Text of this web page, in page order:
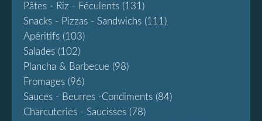
Pâtes - Riz - Féculents (131)
Snacks - Pizzas - Sandwichs (111)
Apéritifs (103)
Salades (102)
Plancha & Barbecue (98)
Fromages (96)
Sauces - Beurres -condiments (84)
Charcuteries - Saucisses (78)